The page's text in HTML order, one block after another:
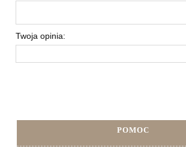
Twoja opinia:
POMOC